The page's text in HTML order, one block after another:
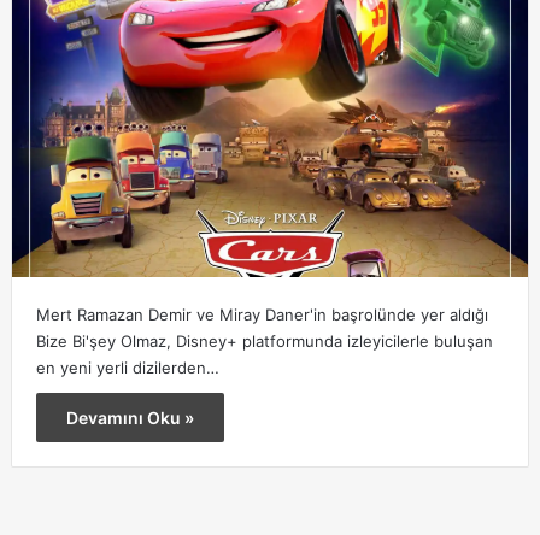
Mert Ramazan Demir ve Miray Daner'in başrolünde yer aldığı
Bize Bi'şey Olmaz, Disney+ platformunda izleyicilerle buluşan
en yeni yerli dizilerden…
Devamını Oku »